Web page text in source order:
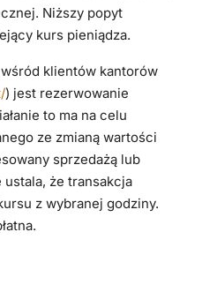
Niższy popyt
kurs pieniądza.
klientów kantorów
) jest rezerwowanie
to ma na celu
ze zmianą wartości
sprzedażą lub
że transakcja
z wybranej godziny.